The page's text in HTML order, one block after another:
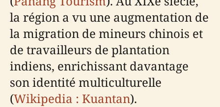
la région a vu une augmentation de
la migration de mineurs chinois et
de travailleurs de plantation
indiens, enrichissant davantage
son identité multiculturelle
(Wikipedia : Kuantan).